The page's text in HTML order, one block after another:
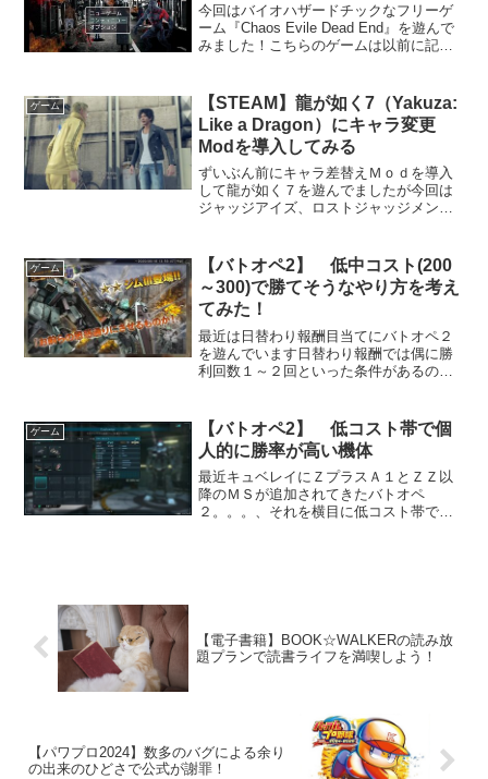
今回はバイオハザードチックなフリーゲ
ーム『Chaos Evile Dead End』を遊んで
みました！こちらのゲームは以前に記事
Dead...
ゲーム
【STEAM】龍が如く7（Yakuza:
Like a Dragon）にキャラ変更
Modを導入してみる
ずいぶん前にキャラ差替えＭｏｄを導入
して龍が如く７を遊んでましたが今回は
ジャッジアイズ、ロストジャッジメント
覧Modの概要＆入手先このModを導入す
ると龍が如く７に登...
ゲーム
【バトオペ2】 低中コスト(200
～300)で勝てそうなやり方を考え
てみた！
最近は日替わり報酬目当てにバトオペ２
を遊んでいます日替わり報酬では偶に勝
利回数１～２回といった条件があるので
ですが。。。今まで割と勝率が良かった
やり方を考えてみま...
ゲーム
【バトオペ2】 低コスト帯で個
人的に勝率が高い機体
最近キュベレイにＺプラスＡ１とＺＺ以
降のＭＳが追加されてきたバトオペ
２。。。、それを横目に低コスト帯で遊
【電子書籍】BOOK☆WALKERの読み放
題プランで読書ライフを満喫しよう！
【パワプロ2024】数多のバグによる余り
の出来のひどさで公式が謝罪！